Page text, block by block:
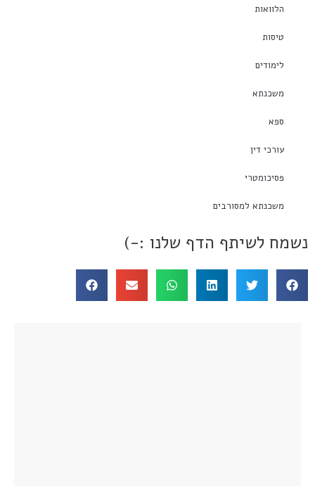
הלוואות
טיסות
לימודים
משכנתא
ספא
עורכי דין
פסיכומטרי
משכנתא למסורבים
נשמח לשיתף הדף שלנו :-)